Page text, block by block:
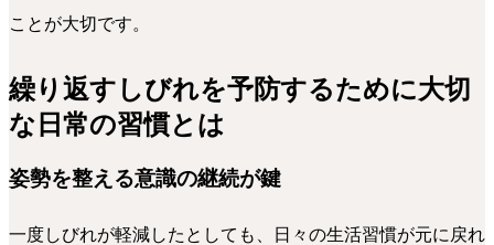
ことが大切です。
繰り返すしびれを予防するために大切
な日常の習慣とは
姿勢を整える意識の継続が鍵
一度しびれが軽減したとしても、日々の生活習慣が元に戻れ